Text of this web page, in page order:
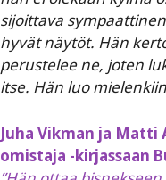
sijoittava
hyvät näytöt. Hän
perustelee ne, joten
itse. Hän luo
Juha Vikman ja
omistaja -kirjassaan